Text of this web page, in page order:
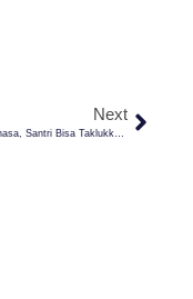
Next
Dengan Bahasa, Santri Bisa Taklukkan Dunia? Yuk, Simak Podcast Ngantri (Ngobrol Bareng Santri) Disini!